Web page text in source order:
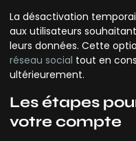
La désactivation
aux utilisateurs
leurs données. Cette
réseau social tout en
ultérieurement.
Les étapes
votre compte